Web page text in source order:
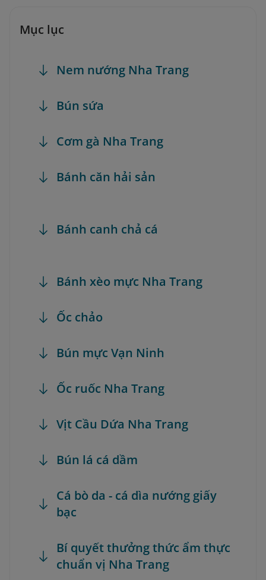
Mục lục
Nem nướng Nha Trang
Bún sứa
Cơm gà Nha Trang
Bánh căn hải sản
Bánh canh chả cá
Bánh xèo mực Nha Trang
Ốc chảo
Bún mực Vạn Ninh
Ốc ruốc Nha Trang
Vịt Cầu Dứa Nha Trang
Bún lá cá dầm
Cá bò da - cá dìa nướng giấy
bạc
Bí quyết thưởng thức ẩm thực
chuẩn vị Nha Trang